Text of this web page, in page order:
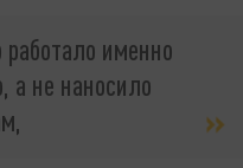
именно
а не наносило